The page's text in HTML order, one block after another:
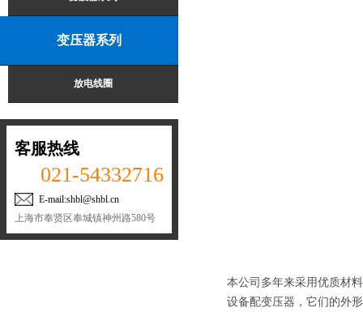
变压器系列
放电线圈
客服热线
021-54332716
E-mail:shbl@shbl.cn
上海市奉贤区奉城镇神州路580号
本公司多年来采用优质材
设备配变压器，它们的外